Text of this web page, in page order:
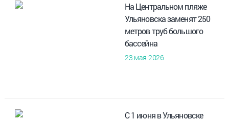
На Центральном пляже
Ульяновска заменят 250
метров труб большого
бассейна
23 мая 2026
С 1 июня в Ульяновске